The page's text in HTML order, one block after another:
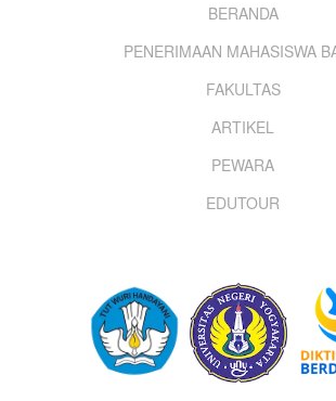
BERANDA
PENERIMAAN MAHASISWA
FAKULTAS
ARTIKEL
PEWARA
EDUTOUR